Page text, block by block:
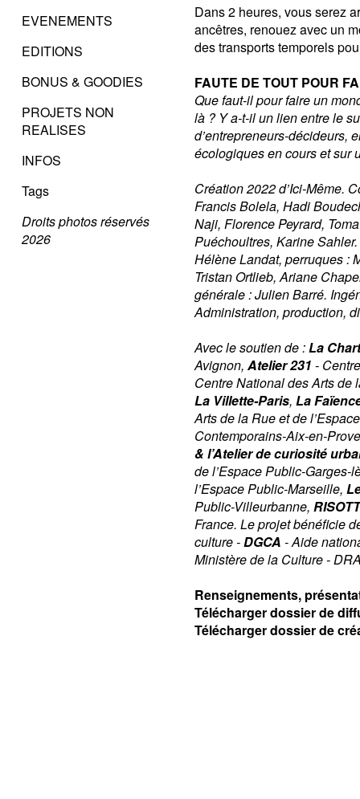
EVENEMENTS
EDITIONS
BONUS & GOODIES
PROJETS NON
REALISES
INFOS
Tags
Droits photos réservés
2026
Dans 2 heures, vous serez
ancêtres, renouez avec un
des transports temporels
FAUTE DE TOUT POUR
Que faut-il pour faire un
là ? Y a-t-il un lien entre le
d’entrepreneurs-décideurs,
écologiques en cours et
Création 2022 d’Ici-Même.
Francis Bolela, Hadi
Naji, Florence Peyrard,
Puéchoultres, Karine
Hélène Landat, perruques :
Tristan Ortlieb, Ariane
générale : Julien Barré.
Administration, production,
Avec le soutien de :La
Avignon, Atelier 231 -
Centre National des Arts de
La Villette-Paris, La
Arts de la Rue et de
Contemporains-Aix-en-
& l’Atelier de curiosité
de l’Espace Public-Garges-
l’Espace Public-Marseille,
Public-Villeurbanne,
France. Le projet bénéficie
culture -DGCA - Aide
Ministère de la Culture -
Renseignements,
Télécharger dossier de
Télécharger dossier de